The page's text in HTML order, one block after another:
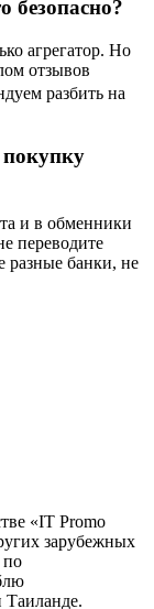
безопасно?
агрегатор. Но
отзывов
разбить на
и в обменники
переводите
разные банки, не
«IT Promo
зарубежных
по
Таиланде.